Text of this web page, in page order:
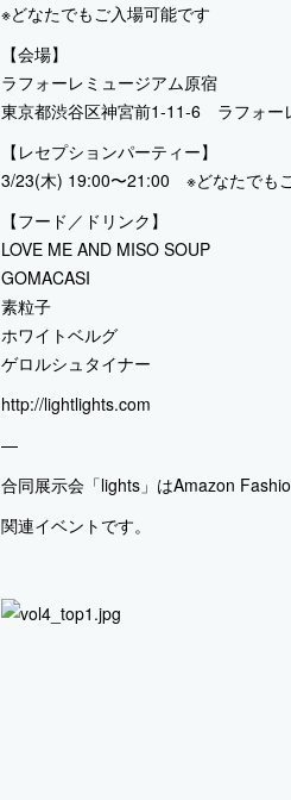
※どなたでもご入場可能です
【会場】
ラフォーレミュージアム原宿
東京都渋谷区神宮前1-11-6 ラフォー
【レセプションパーティー】
3/23(木) 19:00〜21:00 ※どなたでもご
【フード／ドリンク】
LOVE ME AND MISO SOUP
GOMACASI
素粒子
ホワイトベルグ
ゲロルシュタイナー
http://lightlights.com
—
合同展示会「lights」はAmazon
関連イベントです。